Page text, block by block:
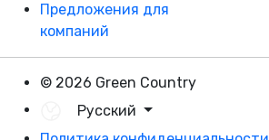
Предложения для
компаний
© 2026 Green Country
Русский